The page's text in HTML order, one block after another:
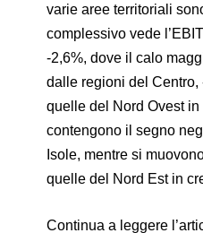
varie aree territoriali
complessivo vede
-2,6%, dove il calo
dalle regioni del Centro,
quelle del Nord Ovest in
contengono il segno
Isole, mentre si
quelle del Nord Est in
Continua a leggere